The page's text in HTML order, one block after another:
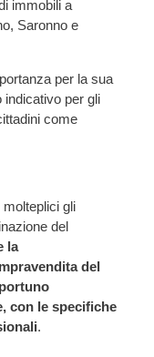
immobili a
Saronno e
per la sua
indicativo per gli
come
gli
del
la
del
con le specifiche
.